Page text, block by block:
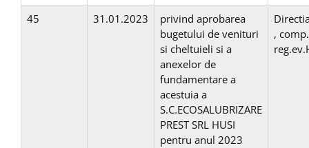
45 31.01.2023
privind aprobarea
bugetului de venituri
si cheltuieli si a
anexelor de
fundamentare a
acestuia a
S.C.ECOSALUBRIZARE
PREST SRL HUSI
pentru anul 2023
,